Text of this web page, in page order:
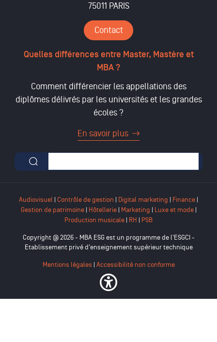
75011 PARIS
Contact
Quelles différences entre Master, Mastère et
MBA ?
Comment différencier les appellations des
diplômes délivrés par les universités et les grandes
écoles ?
En savoir plus
Formulaire de recherche
Audiovisuel | Contrôle de gestion | Digital marketing | Finance |
Gestion de patrimoine| Hôtellerie| Marketing | Luxe et mode|
Production musicale | RH | PSB
Copyright @ 2026 - MBA ESG est un programme de l'ESGCI -
Etablissement privé d'enseignement supérieur technique
Mentions légales | Accessibilité non conforme